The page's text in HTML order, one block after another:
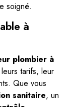
soigné.
à
plombier à
tarifs, leur
Que vous
sanitaire, un